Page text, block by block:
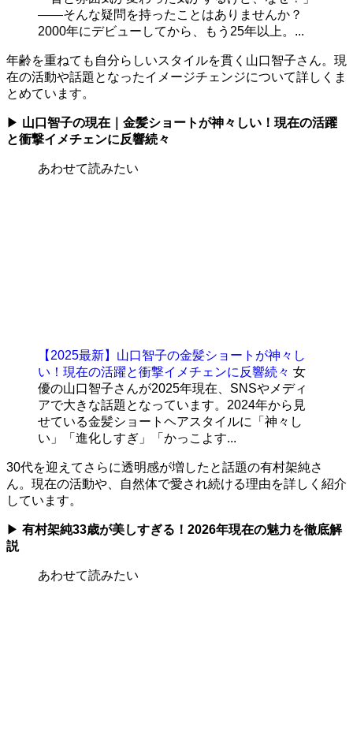
——そんな疑問を持ったことはありませんか？
2000年にデビューしてから、もう25年以上。...
年齢を重ねても自分らしいスタイルを貫く山口智子さん。現
在の活動や話題となったイメージチェンジについて詳しくま
とめています。
▶ 山口智子の現在｜金髪ショートが神々しい！現在の活躍
と衝撃イメチェンに反響続々
あわせて読みたい
【2025最新】山口智子の金髪ショートが神々し
い！現在の活躍と衝撃イメチェンに反響続々 女
優の山口智子さんが2025年現在、SNSやメディ
アで大きな話題となっています。2024年から見
せている金髪ショートヘアスタイルに「神々し
い」「進化しすぎ」「かっこよす...
30代を迎えてさらに透明感が増したと話題の有村架純さ
ん。現在の活動や、自然体で愛され続ける理由を詳しく紹介
しています。
▶ 有村架純33歳が美しすぎる！2026年現在の魅力を徹底解
説
あわせて読みたい